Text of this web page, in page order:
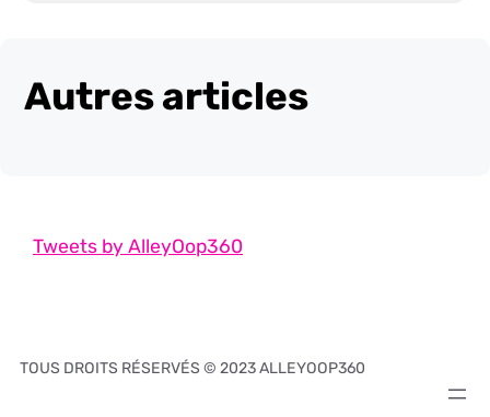
Autres articles
Tweets by AlleyOop360
TOUS DROITS RÉSERVÉS © 2023 ALLEYOOP360